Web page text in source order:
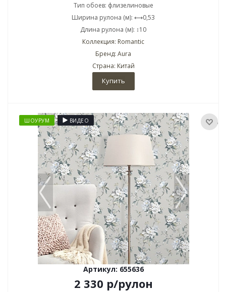
Тип обоев: флизелиновые
Ширина рулона (м): ⟷0,53
Длина рулона (м): ↕10
Коллекция: Romantic
Бренд: Aura
Страна: Китай
Купить
ШОУРУМ ВИДЕО
Артикул: 655636
2 330 р/рулон